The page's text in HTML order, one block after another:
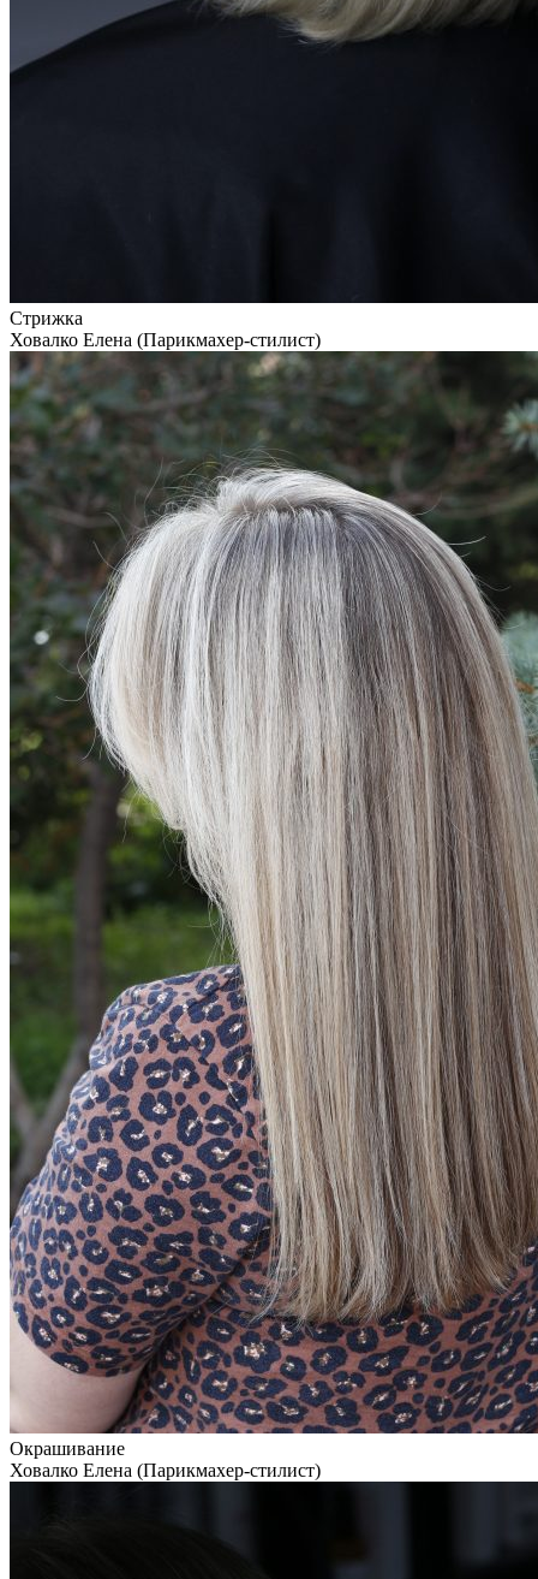
Стрижка
Ховалко Елена (Парикмахер-стилист)
Окрашивание
Ховалко Елена (Парикмахер-стилист)